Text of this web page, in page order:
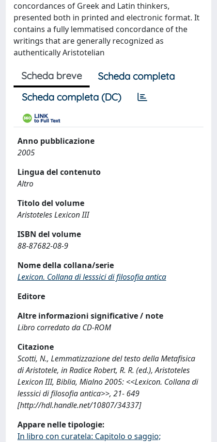
concordances of Greek and Latin thinkers,
presented both in printed and electronic format. It
contains a fully lemmatised concordance of the
writings that are generally recognized as
authentically Aristotelian
Scheda breve
Scheda completa
Scheda completa (DC)
Anno pubblicazione
2005
Lingua del contenuto
Altro
Titolo del volume
Aristoteles Lexicon III
ISBN del volume
88-87682-08-9
Nome della collana/serie
Lexicon. Collana di lesssici di filosofia antica
Editore
Altre informazioni significative / note
Libro corredato da CD-ROM
Citazione
Scotti, N., Lemmatizzazione del testo della Metafisica
di Aristotele, in Radice Robert, R. R. (ed.), Aristoteles
Lexicon III, Biblia, Mialno 2005: <<Lexicon. Collana di
lesssici di filosofia antica>>, 21- 649
[http://hdl.handle.net/10807/34337]
Appare nelle tipologie:
In libro con curatela: Capitolo o saggio;